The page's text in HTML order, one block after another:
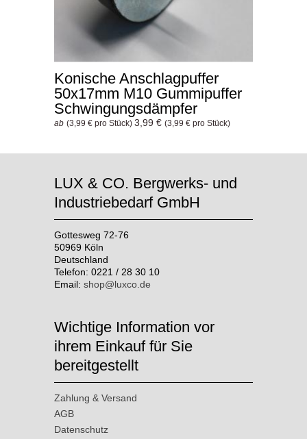
Konische Anschlagpuffer
50x17mm M10 Gummipuffer
Schwingungsdämpfer
ab (3,99 € pro Stück) 3,99 € (3,99 € pro Stück)
LUX & CO. Bergwerks- und
Industriebedarf GmbH
Gottesweg 72-76
50969 Köln
Deutschland
Telefon: 0221 / 28 30 10
Email: shop@luxco.de
Wichtige Information vor
ihrem Einkauf für Sie
bereitgestellt
Zahlung & Versand
AGB
Datenschutz